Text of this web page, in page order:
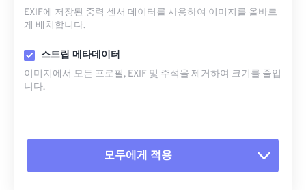
EXIF에 저장된 중력 센서 데이터를 사용하여 이미지를 올바르
게 배치합니다.
스트립 메타데이터
이미지에서 모든 프로필, EXIF ​​및 주석을 제거하여 크기를 줄입
니다.
모두에게 적용